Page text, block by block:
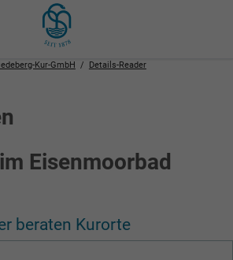
Kur-GmbH Details-Reader
Eisenmoorbad
beraten Kurorte